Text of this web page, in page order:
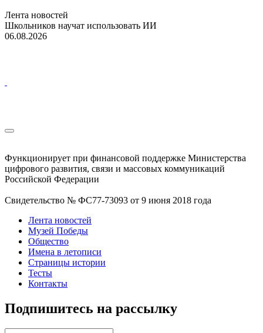
Лента новостей
Школьников научат использовать ИИ
06.08.2026
Функционирует при финансовой поддержке Министерства
цифрового развития, связи и массовых коммуникаций
Российской Федерации
Свидетельство № ФС77-73093 от 9 июня 2018 года
Лента новостей
Музей Победы
Общество
Имена в летописи
Страницы истории
Тесты
Контакты
Подпишитесь на рассылку